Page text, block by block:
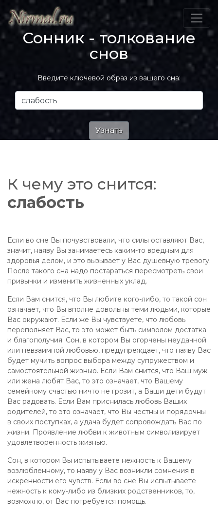
Сонник - толкование
снов
Введите ключевой образ из вашего сна:
К чему это снится:
слабость
Если во сне Вы почувствовали, что силы оставляют Вас,
значит, наяву Вы занимаетесь каким-то вредным для
здоровья делом, и это вызывает у Вас душевную тревогу.
После такого сна надо постараться пересмотреть свои
привычки и изменить жизненных уклад.
Если Вам снится, что Вы любите кого-либо, то такой сон
означает, что Вы вполне довольны теми людьми, которые
Вас окружают. Если же Вы чувствуете, что любовь
переполняет Вас, то это может быть символом достатка
и благополучия. Сон, в котором Вы огорчены неудачной
или невзаимной любовью, предупреждает, что наяву Вас
будет мучить вопрос выбора между супружеством и
самостоятельной жизнью. Если Вам снится, что Ваш муж
или жена любят Вас, то это означает, что Вашему
семейному счастью ничто не грозит, а Ваши дети будут
Вас радовать. Если Вам приснилась любовь Ваших
родителей, то это означает, что Вы честны и порядочны
в своих поступках, а удача будет сопровождать Вас по
жизни. Проявление любви к животным символизирует
удовлетворенность жизнью.
Сон, в котором Вы испытываете нежность к Вашему
возлюбленному, то наяву у Вас возникли сомнения в
искренности его чувств. Если во сне Вы испытываете
нежность к кому-либо из близких родственников, то,
возможно, от Вас потребуется помощь.